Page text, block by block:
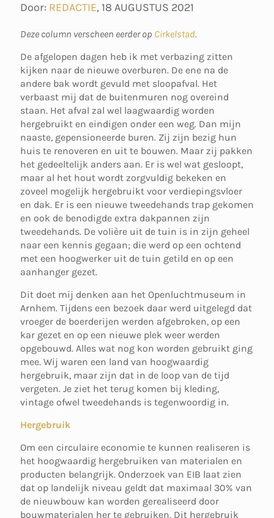
Door: REDACTIE, 18 AUGUSTUS 2021
Deze column verscheen eerder op Cirkelstad.
De afgelopen dagen heb ik met verbazing zitten
kijken naar de nieuwe overburen. De ene na de
andere bak wordt gevuld met sloopafval. Het
verbaast mij dat de buitenmuren nog overeind
staan. Het afval zal wel laagwaardig worden
hergebruikt en eindigen onder een weg. Dan mijn
naaste, gepensioneerde buren. Zij zijn bezig hun
huis te renoveren en uit te bouwen. Maar zij pakken
het gedeeltelijk anders aan. Er is wel wat gesloopt,
maar al het hout wordt zorgvuldig bekeken en
zoveel mogelijk hergebruikt voor verdiepingsvloer
en dak. Er is een nieuwe tweedehands trap gekomen
en ook de benodigde extra dakpannen zijn
tweedehands. De volière uit de tuin is in zijn geheel
naar een kennis gegaan; die werd op een ochtend
met een hoogwerker uit de tuin getild en op een
aanhanger gezet.
Dit doet mij denken aan het Openluchtmuseum in
Arnhem. Tijdens een bezoek daar werd uitgelegd dat
vroeger de boerderijen werden afgebroken, op een
kar gezet en op een nieuwe plek weer werden
opgebouwd. Alles wat nog kon worden gebruikt ging
mee. Wij waren een land van hoogwaardig
hergebruik, maar zijn dat in de loop van de tijd
vergeten. Je ziet het terug komen bij kleding,
vintage ofwel tweedehands is tegenwoordig in.
Hergebruik
Om een circulaire economie te kunnen realiseren is
het hoogwaardig hergebruiken van materialen en
producten belangrijk. Onderzoek van EIB laat zien
dat op landelijk niveau geldt dat maximaal 30% van
de nieuwbouw kan worden gerealiseerd door
bouwmaterialen her te gebruiken. Dit hergebruik